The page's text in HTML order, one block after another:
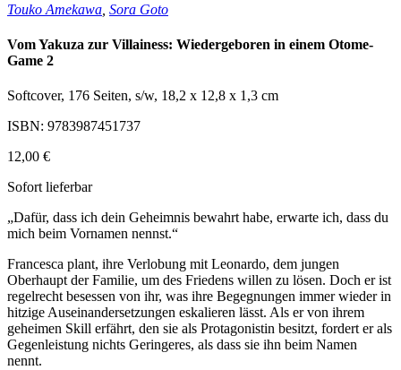
Touko Amekawa Sora Goto
Vom Yakuza zur Villainess: Wiedergeboren in einem Otome-
Game 2
Softcover, 176 Seiten, s/w, 18,2 x 12,8 x 1,3 cm
ISBN: 9783987451737
12,00 €
Sofort lieferbar
„Dafür, dass ich dein Geheimnis bewahrt habe, erwarte ich, dass du
mich beim Vornamen nennst.“
Francesca plant, ihre Verlobung mit Leonardo, dem jungen
Oberhaupt der Familie, um des Friedens willen zu lösen. Doch er ist
regelrecht besessen von ihr, was ihre Begegnungen immer wieder in
hitzige Auseinandersetzungen eskalieren lässt. Als er von ihrem
geheimen Skill erfährt, den sie als Protagonistin besitzt, fordert er als
Gegenleistung nichts Geringeres, als dass sie ihn beim Namen
nennt.